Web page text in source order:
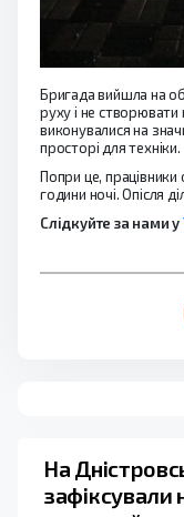
Бригада вийшла на
руху і не
виконувалися на
просторі для техніки.
Попри це, працівники
години ночі. Опісля
Слідкуйте за нами у
На
зафіксували